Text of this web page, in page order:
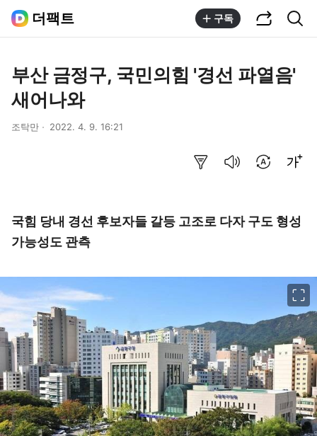
더팩트 구독
부산 금정구, 국민의힘 '경선 파열음'
새어나와
조탁만 2022. 4. 9. 16:21
국힘 당내 경선 후보자들 갈등 고조로 다자 구도 형성
가능성도 관측